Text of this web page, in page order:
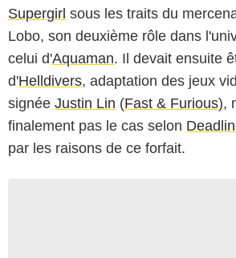
Supergirl sous les traits du
Lobo, son deuxième rôle dans
celui d'Aquaman. Il devait ensuite
d'Helldivers, adaptation des jeux
signée Justin Lin (Fast & Furious),
finalement pas le cas selon
par les raisons de ce forfait.